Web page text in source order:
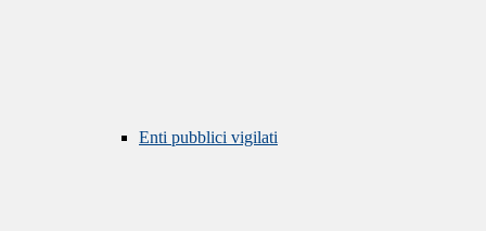
Enti pubblici vigilati